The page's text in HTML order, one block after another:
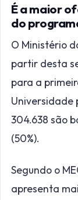
É a maior
do
O Ministério
partir desta
para a
Universidade
304.638 são
(50%).
Segundo o
apresenta